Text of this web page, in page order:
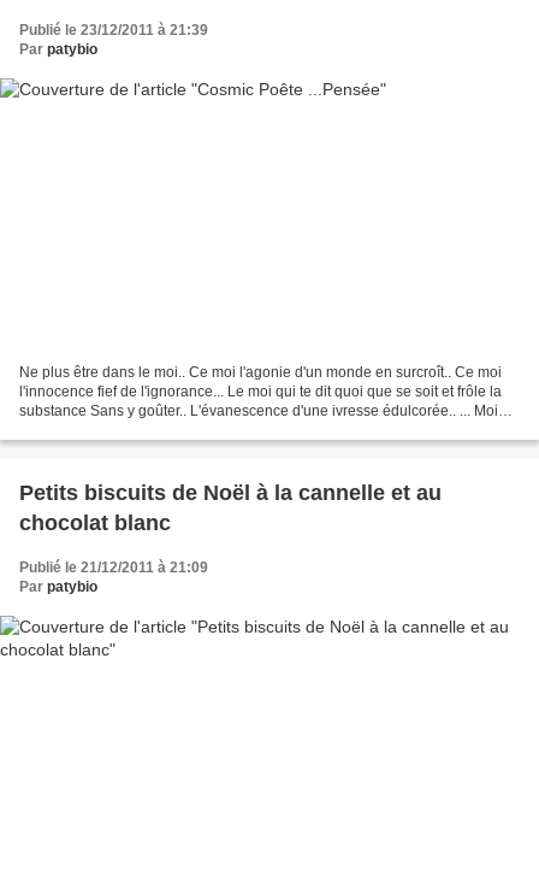
Publié le 23/12/2011 à 21:39
Par patybio
Ne plus être dans le moi.. Ce moi l'agonie d'un monde en surcroît.. Ce moi
l'innocence fief de l'ignorance... Le moi qui te dit quoi que se soit et frôle la
substance Sans y goûter.. L'évanescence d'une ivresse édulcorée.. ... Moi
Petits biscuits de Noël à la cannelle et au
chocolat blanc
Publié le 21/12/2011 à 21:09
Par patybio